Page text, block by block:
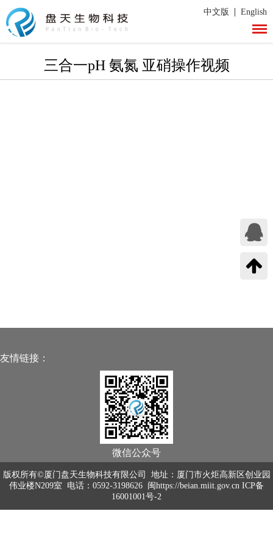
中文版 | English
三合一pH 氨氮 亚硝操作视频
微信公众号
友情链接：
版权所有©厦门盘天生物科技有限公司 地址：厦门市火炬高新区创业园
伟业楼N209室 电话：0592-3198626 闽https://beian.miit.gov.cn ICP备
16001001号-2